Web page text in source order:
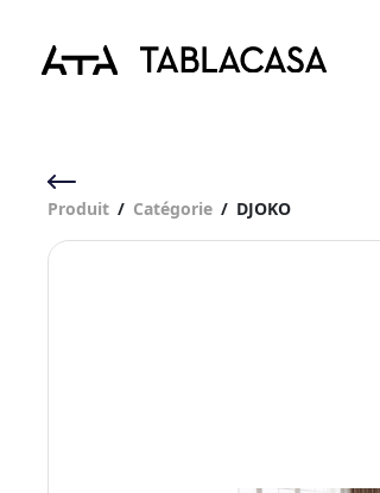
Produit / Catégorie / DJOKO